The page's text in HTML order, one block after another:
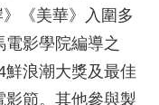
《美華》入圍多
影學院編導之
浪潮大獎及最佳
影節。其他參與製